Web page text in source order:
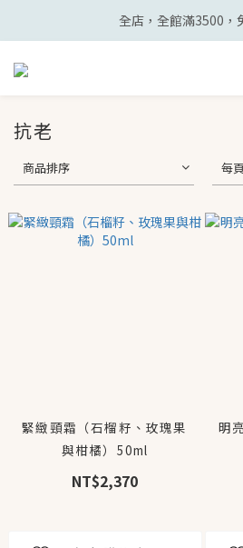
全店，全館滿3500，
抗老
商品排序 每
緊緻頸霜（石榴籽、玫瑰果
與柑橘）50ml
NT$2,370
明